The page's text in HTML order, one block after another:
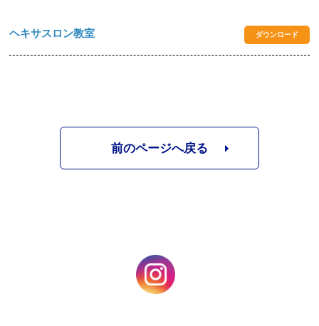
ヘキサスロン教室 ダウンロード
前のページへ戻る